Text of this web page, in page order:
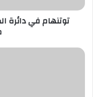
ر
توتنهام في دائرة